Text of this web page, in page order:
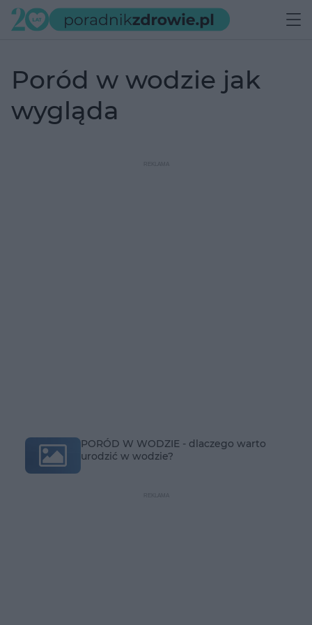
poród w wodzie jak
wygląda
PORÓD W WODZIE - dlaczego warto
urodzić w wodzie?